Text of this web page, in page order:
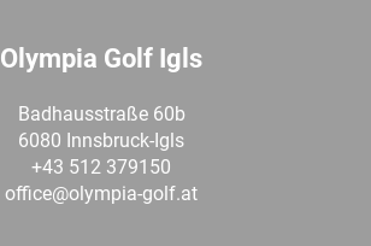
Olympia Golf Igls
Badhausstraße 60b
6080 Innsbruck-Igls
+43 512 379150
office@olympia-golf.at